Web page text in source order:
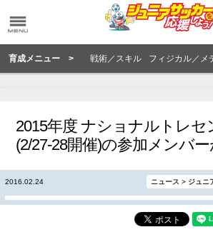
育成メニュー > 戦術／スキル フィジカル／メ
2015年度 ナショナルトレセ
(2/27-28開催)の参加メンバ
2016.02.24 ニュース > ジュニ